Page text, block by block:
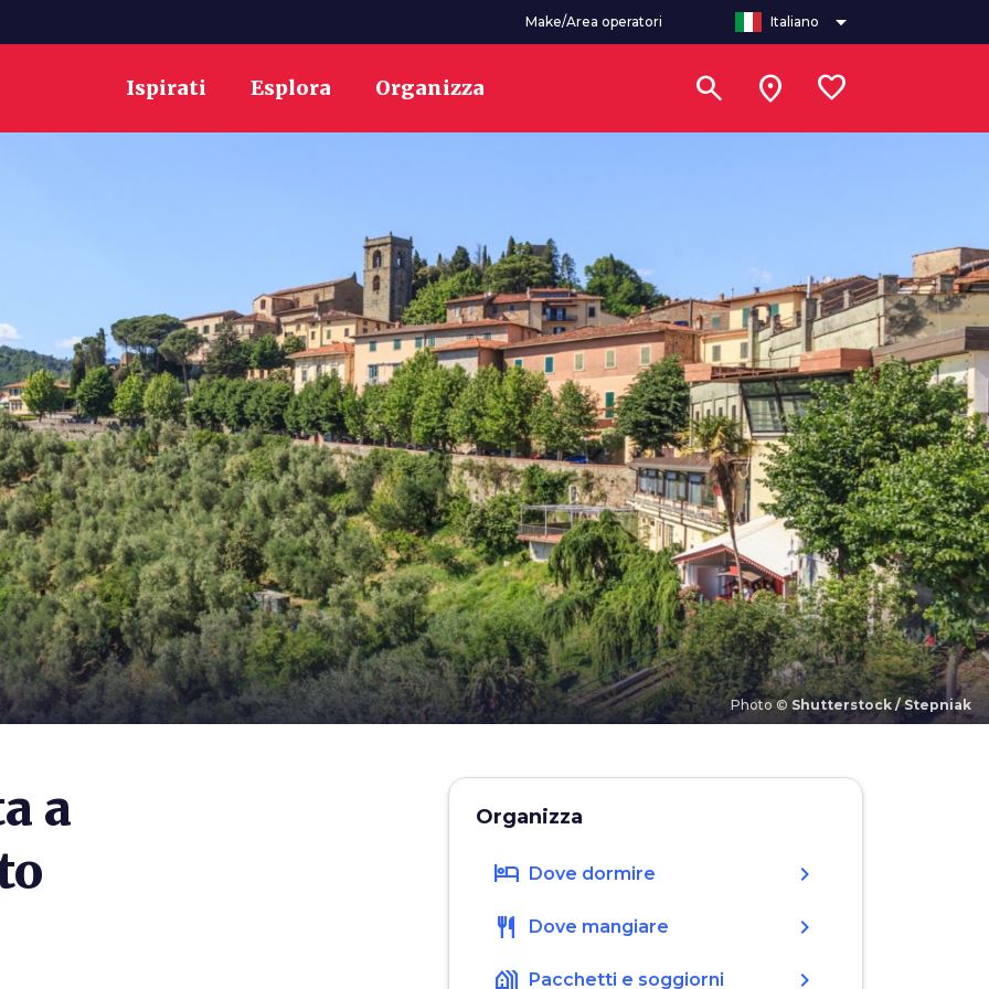
Make/Area operatori Italiano arrow_drop_down
Ispirati Esplora Organizza search location_on favorite
Photo ©Shutterstock / Stepniak
a
Organizza
hotel Dove dormire chevron_right
restaurant Dove mangiare chevron_right
holiday_village Pacchetti e soggiorni chevron_right